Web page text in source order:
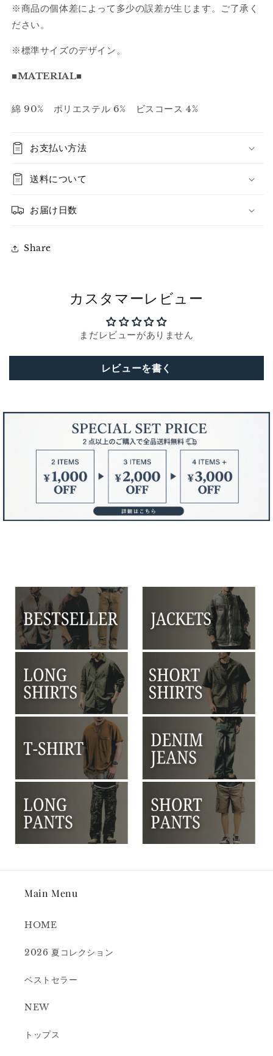
※商品の個体差によって多少の誤差が生じます。ご了承く
ださい。
※標準サイズのデザイン。
■MATERIAL■
綿 90% ポリエステル 6% ビスコース 4%
お支払い方法
送料について
お届け日数
Share
カスタマーレビュー
まだレビューがありません
レビューを書く
Main Menu
HOME
2026 夏コレクション
ベストセラー
NEW
トップス